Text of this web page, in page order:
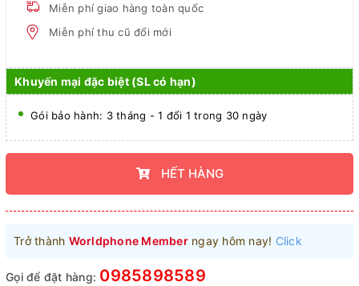
Miễn phí giao hàng toàn quốc
Miễn phí thu cũ đổi mới
Khuyến mại đặc biệt (SL có hạn)
Gói bảo hành: 3 tháng - 1 đổi 1 trong 30 ngày
HẾT HÀNG
Trở thành Worldphone Memberngay hôm nay! Click
Gọi để đặt hàng: 0985898589